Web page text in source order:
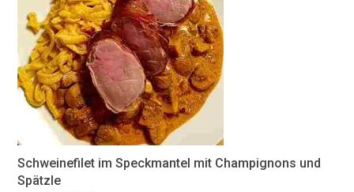
Schweinefilet im Speckmantel mit Champignons und
Spätzle